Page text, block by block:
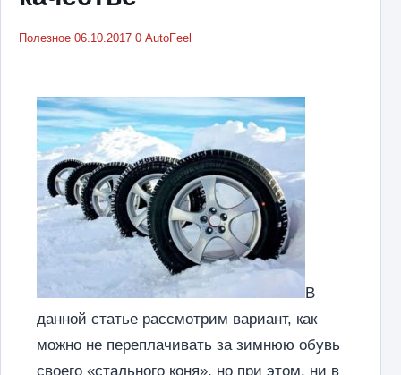
Полезное 06.10.2017 0 AutoFeel
В
данной статье рассмотрим вариант, как
можно не переплачивать за зимнюю обувь
своего «стального коня», но при этом, ни в